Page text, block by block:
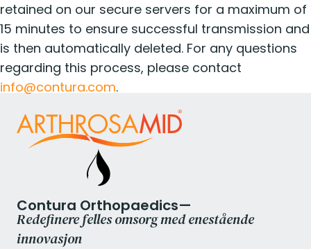
retained on our secure servers for a maximum of
15 minutes to ensure successful transmission and
is then automatically deleted. For any questions
regarding this process, please contact
info@contura.com.
Contura Orthopaedics—
Redefinere felles omsorg med enestående
innovasjon